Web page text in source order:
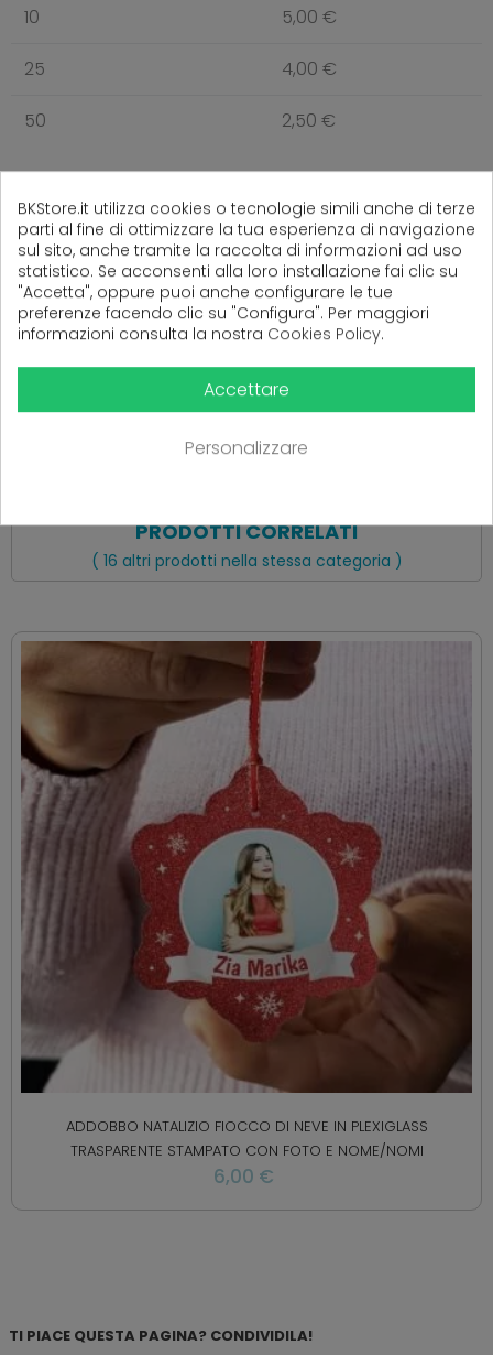
10 5,00 €
25 4,00 €
50 2,50 €
(0Recensioni)
Ancora nessuna recensione da parte degli utenti.
PRODOTTI CORRELATI
( 16 altri prodotti nella stessa categoria )
ADDOBBO NATALIZIO FIOCCO DI NEVE IN PLEXIGLASS
TRASPARENTE STAMPATO CON FOTO E NOME/NOMI
6,00 €
TI PIACE QUESTA PAGINA? CONDIVIDILA!
BKStore.it utilizza cookies o tecnologie simili anche di terze
parti al fine di ottimizzare la tua esperienza di navigazione
sul sito, anche tramite la raccolta di informazioni ad uso
statistico. Se acconsenti alla loro installazione fai clic su
"Accetta", oppure puoi anche configurare le tue
preferenze facendo clic su "Configura". Per maggiori
informazioni consulta la nostra Cookies Policy.
Accettare
Personalizzare